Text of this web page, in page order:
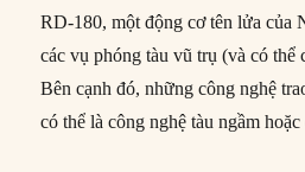
RD-180, một động cơ tên lửa của
các vụ phóng tàu vũ trụ (và có thể
Bên cạnh đó, những công nghệ
có thể là công nghệ tàu ngầm